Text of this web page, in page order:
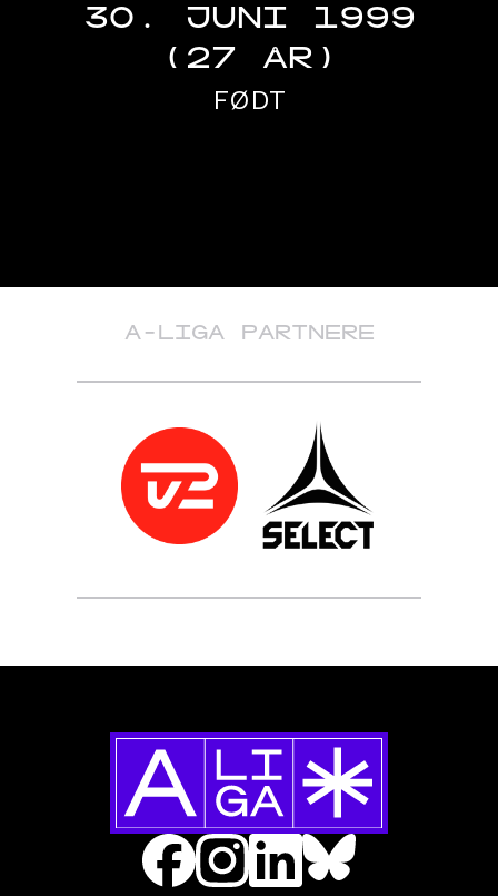
30. JUNI 1999
(27 ÅR)
FØDT
A-LIGA PARTNERE